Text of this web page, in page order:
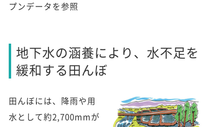
プンデータを参照
地下水の涵養により、水不足を
緩和する田んぼ
田んぼには、降雨や用
水として約2,700mmが